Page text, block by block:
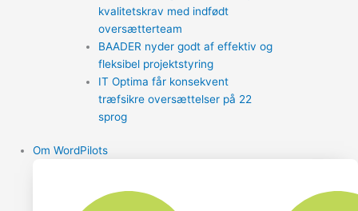
kvalitetskrav med indfødt
oversætterteam
BAADER nyder godt af effektiv og
fleksibel projektstyring
IT Optima får konsekvent
træfsikre oversættelser på 22
sprog
Om WordPilots